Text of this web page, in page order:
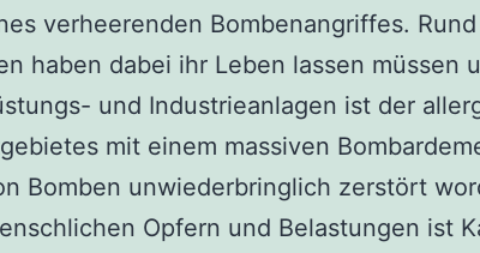
verheerenden Bombenangriffes.
haben dabei ihr Leben lassen müssen
und Industrieanlagen ist der
mit einem massiven
Bomben unwiederbringlich zerstört
Opfern und Belastungen ist